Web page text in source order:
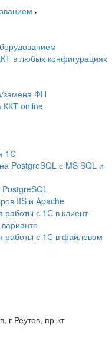
в любых конфигурациях
замена ФН
ККТ online
1С
PostgreSQL с MS SQL и
IIS и Apache
работы с 1С в клиент-
работы с 1С в файловом
г Реутов, пр-кт